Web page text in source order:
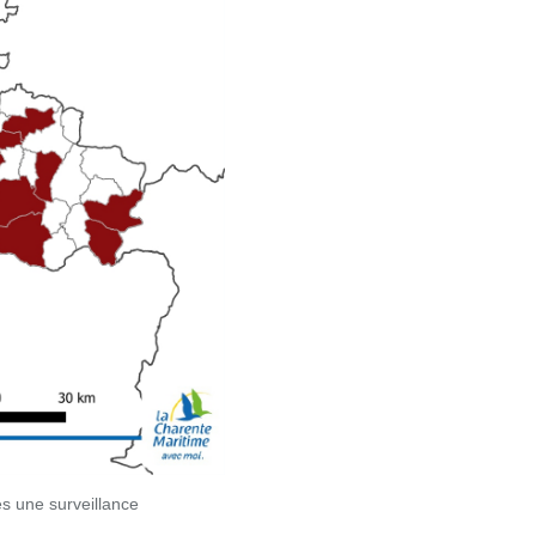
une surveillance